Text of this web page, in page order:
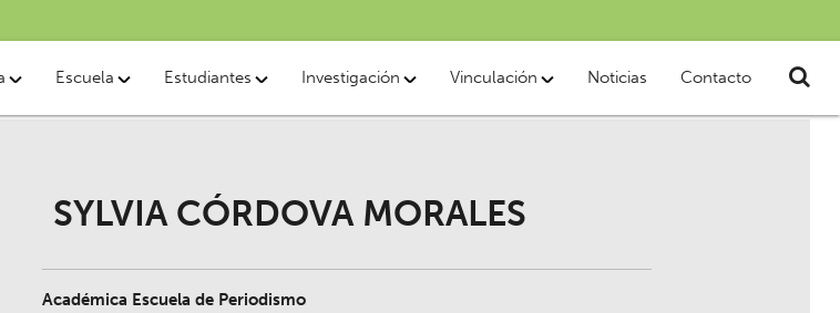
Escuela Estudiantes Investigación Vinculación Noticias Contacto
SYLVIA CÓRDOVA MORALES
Académica Escuela de Periodismo